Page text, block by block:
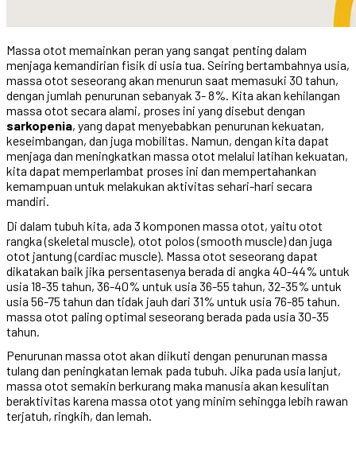
Massa otot memainkan peran yang sangat penting dalam
menjaga kemandirian fisik di usia tua. Seiring bertambahnya usia,
massa otot seseorang akan menurun saat memasuki 30 tahun,
dengan jumlah penurunan sebanyak 3- 8%. Kita akan kehilangan
massa otot secara alami, proses ini yang disebut dengan
sarkopenia, yang dapat menyebabkan penurunan kekuatan,
keseimbangan, dan juga mobilitas. Namun, dengan kita dapat
menjaga dan meningkatkan massa otot melalui latihan kekuatan,
kita dapat memperlambat proses ini dan mempertahankan
kemampuan untuk melakukan aktivitas sehari-hari secara
mandiri.
Di dalam tubuh kita, ada 3 komponen massa otot, yaitu otot
rangka (skeletal muscle), otot polos (smooth muscle) dan juga
otot jantung (cardiac muscle). Massa otot seseorang dapat
dikatakan baik jika persentasenya berada di angka 40-44% untuk
usia 18-35 tahun, 36-40% untuk usia 36-55 tahun, 32-35% untuk
usia 56-75 tahun dan tidak jauh dari 31% untuk usia 76-85 tahun.
massa otot paling optimal seseorang berada pada usia 30-35
tahun.
Penurunan massa otot akan diikuti dengan penurunan massa
tulang dan peningkatan lemak pada tubuh. Jika pada usia lanjut,
massa otot semakin berkurang maka manusia akan kesulitan
beraktivitas karena massa otot yang minim sehingga lebih rawan
terjatuh, ringkih, dan lemah.